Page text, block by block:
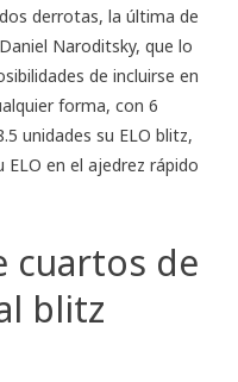
derrotas, la última de
Naroditsky, que lo
de incluirse en
forma, con 6
unidades su ELO blitz,
en el ajedrez rápido
cuartos de
blitz